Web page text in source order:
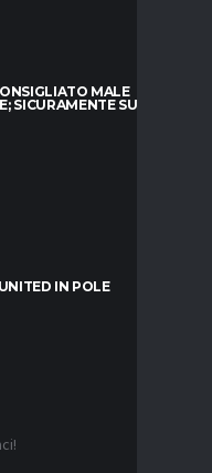
MALE
SICURAMENTE SUL
IN POLE